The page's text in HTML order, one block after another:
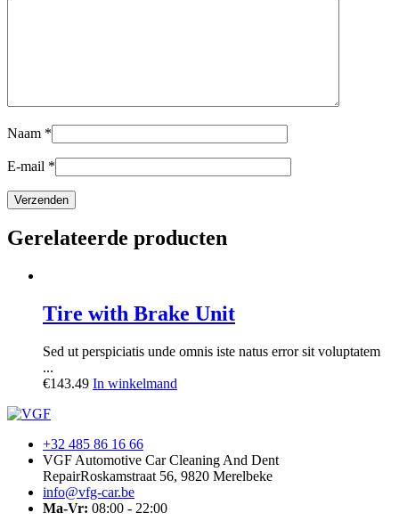
Naam *
E-mail *
Gerelateerde producten
Tire with Brake Unit
Sed ut perspiciatis unde omnis iste natus error sit voluptatem
...
€143.49 In winkelmand
+32 485 86 16 66
VGF Automotive Car Cleaning And Dent
RepairRoskamstraat 56, 9820 Merelbeke
info@vfg-car.be
Ma-Vr: 08:00 - 22:00